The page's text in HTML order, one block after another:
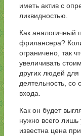
иметь актив с
ликвидностью.
Как аналогичный
фрилансера?
ограничено, так
увеличивать
других людей
деятельность,
входа.
Как он будет
нужно всего лишь
известна цена